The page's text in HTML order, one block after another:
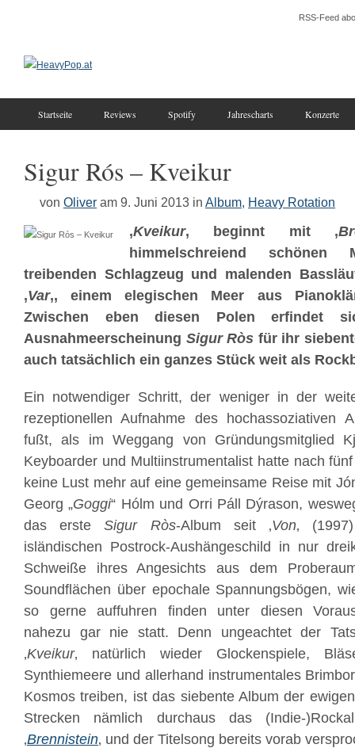
RSS-Feed
Startseite Reviews Spotify Jahrescharts Konzerte
Sigur Rós – Kveikur
von Oliver am 9. Juni 2013 in Album, Heavy Rotation
‚Kveikur‚ beginnt mit ‚
himmelschreiend
treibenden Schlagzeug und malenden
‚Var‚, einem elegischen Meer aus
Zwischen eben diesen Polen erfindet
Ausnahmeerscheinung Sigur Ròs für ihr
auch tatsächlich ein ganzes Stück weit als
Ein notwendiger Schritt, der weniger in der
rezeptionellen Aufnahme des hochassoziativen
fußt, als im Weggang von Gründungsmitglied
Keyboarder und Multiinstrumentalist hatte nach
keine Lust mehr auf eine gemeinsame Reise mit
Georg „Goggi“ Hólm und Orri Páll Dýrason,
das ersteSigur Ròs-Album seit ‚Von‚
isländischen Postrock-Aushängeschild in nur
Schweiße ihres Angesichts aus dem
Soundflächen über epochale Spannungsbögen,
so gerne auffuhren finden unter diesen
nahezu gar nie statt. Denn ungeachtet der
‚Kveikur‚ natürlich wieder Glockenspiele,
Synthiemeere und allerhand instrumentales
Kosmos treiben, ist das siebente Album der
Strecken nämlich durchaus das (Indie-
‚Brennistein‚ und der Titelsong bereits vorab